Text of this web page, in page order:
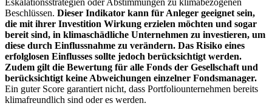
Eskalationsstrategien oder Abstimmungen zu klimabezogenen
Beschlüssen. Dieser Indikator kann für Anleger geeignet sein,
die mit ihrer Investition Wirkung erzielen möchten und sogar
bereit sind, in klimaschädliche Unternehmen zu investieren, um
diese durch Einflussnahme zu verändern. Das Risiko eines
erfolglosen Einflusses sollte jedoch berücksichtigt werden.
Zudem gilt die Bewertung für alle Fonds der Gesellschaft und
berücksichtigt keine Abweichungen einzelner Fondsmanager.
Ein guter Score garantiert nicht, dass Portfoliounternehmen bereits
klimafreundlich sind oder es werden.